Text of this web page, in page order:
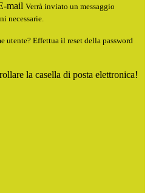
mail Verrà inviato un messaggio
necessarie.
utente? Effettua il reset della password
la casella di posta elettronica!